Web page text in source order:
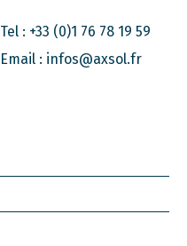
Tel : +33 (0)1 76 78 19 59
Email : infos@axsol.fr